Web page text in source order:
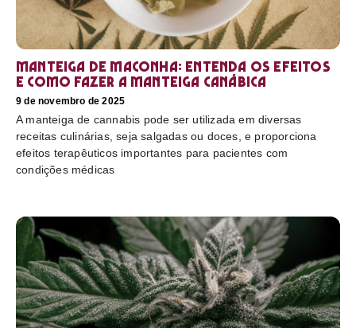
Manteiga de maconha: entenda os efeitos
e como fazer a manteiga canábica
9 de novembro de 2025
A manteiga de cannabis pode ser utilizada em diversas
receitas culinárias, seja salgadas ou doces, e proporciona
efeitos terapêuticos importantes para pacientes com
condições médicas